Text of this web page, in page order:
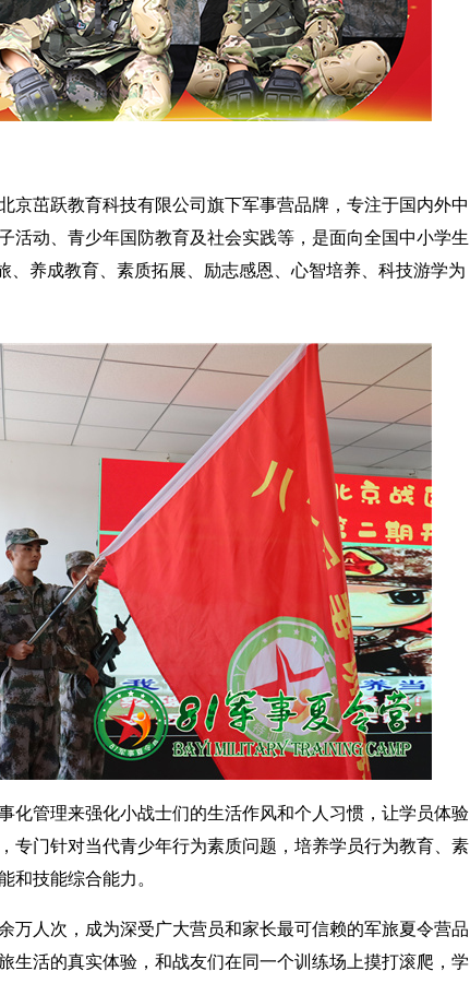
京茁跃教育科技有限公司旗下军事营品牌，专注于国内外中
活动、青少年国防教育及社会实践等，是面向全国中小学生
、养成教育、素质拓展、励志感恩、心智培养、科技游学为
化管理来强化小战士们的生活作风和个人习惯，让学员体验
专门针对当代青少年行为素质问题，培养学员行为教育、素
和技能综合能力。
万人次，成为深受广大营员和家长最可信赖的军旅夏令营品
生活的真实体验，和战友们在同一个训练场上摸打滚爬，学